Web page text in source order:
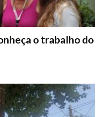
o trabalho do